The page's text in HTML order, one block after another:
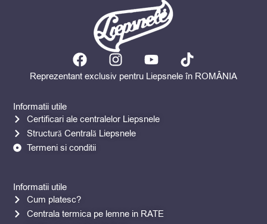
Informatii utile
Cum platesc?
Centrala termica pe lemne in RATE
F
a
b
o
o
I
n
s
a
g
Y
o
u
u
T
i
Reprezentant exclusiv pentru Liepsnele în ROMÂNIA
Informatii utile
Certificari ale centralelor Liepsnele
Structură Centrală Liepsnele
Termeni si conditii